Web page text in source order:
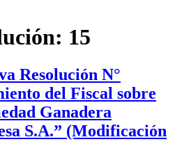
15
Resolución N°
del Fiscal sobre
Ganadera
S.A.” (Modificación